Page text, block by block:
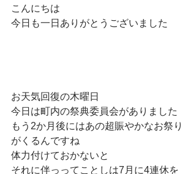
こんにちは
今日も一日ありがとうございました
お天気回復の木曜日
今日は町内の祭典委員会がありました
もう2か月後にはあの超賑やかなお祭り
がくるんですね
体力付けておかないと
それに伴っってことしは7月に4連休を